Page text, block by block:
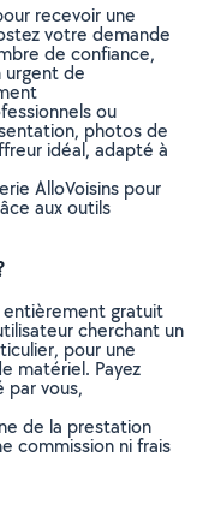
recevoir une
votre demande
de confiance,
urgent de
ou
photos de
idéal, adapté à
AlloVoisins pour
aux outils
entièrement gratuit
cherchant un
pour une
matériel. Payez
par vous,
de la prestation
commission ni frais